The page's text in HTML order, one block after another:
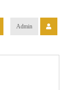
Admin